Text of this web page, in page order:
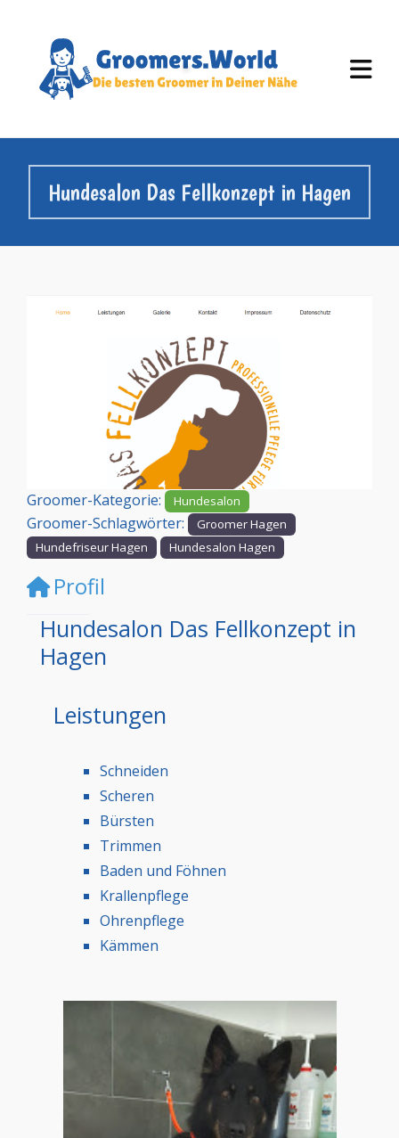
Hundesalon Das Fellkonzept in Hagen
Vorheriges
Groomer-Kategorie: Hundesalon
Groomer-Schlagwörter:
Groomer Hagen
Hundefriseur Hagen
Hundesalon Hagen
Profil
Hundesalon Das Fellkonzept in
Hagen
Leistungen
Schneiden
Scheren
Bürsten
Trimmen
Baden und Föhnen
Krallenpflege
Ohrenpflege
Kämmen